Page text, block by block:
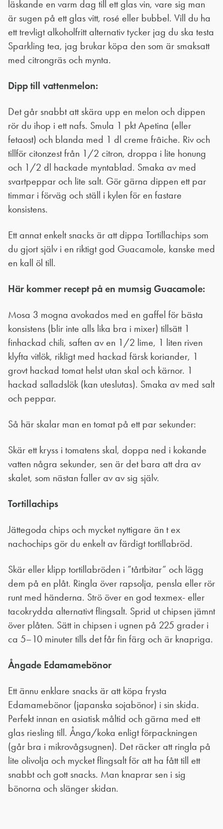
läskande en varm dag till ett glas vin, vare sig man
är sugen på ett glas vitt, rosé eller bubbel. Vill du ha
ett trevligt alkoholfritt alternativ tycker jag du ska testa
Sparkling tea, jag brukar köpa den som är smaksatt
med citrongräs och mynta.
Dipp till vattenmelon:
Det går snabbt att skära upp en melon och dippen
rör du ihop i ett nafs. Smula 1 pkt Apetina (eller
fetaost) och blanda med 1 dl creme frâiche. Riv och
tillför citonzest från 1/2 citron, droppa i lite honung
och 1/2 dl hackade myntablad. Smaka av med
svartpeppar och lite salt. Gör gärna dippen ett par
timmar i förväg och ställ i kylen för en fastare
konsistens.
Ett annat enkelt snacks är att dippa Tortillachips som
du gjort själv i en riktigt god Guacamole, kanske med
en kall öl till.
Här kommer recept på en mumsig Guacamole:
Mosa 3 mogna avokados med en gaffel för bästa
konsistens (blir inte alls lika bra i mixer) tillsätt 1
finhackad chili, saften av en 1/2 lime, 1 liten riven
klyfta vitlök, rikligt med hackad färsk koriander, 1
grovt hackad tomat helst utan skal och kärnor. 1
hackad salladslök (kan uteslutas). Smaka av med salt
och peppar.
Så här skalar man en tomat på ett par sekunder:
Skär ett kryss i tomatens skal, doppa ned i kokande
vatten några sekunder, sen är det bara att dra av
skalet, som nästan faller av av sig själv.
Tortillachips
Jättegoda chips och mycket nyttigare än t ex
nachochips gör du enkelt av färdigt tortillabröd.
Skär eller klipp tortillabröden i ”tårtbitar” och lägg
dem på en plåt. Ringla över rapsolja, pensla eller rör
runt med händerna. Strö över en god texmex- eller
tacokrydda alternativt flingsalt. Sprid ut chipsen jämnt
över plåten. Sätt in chipsen i ugnen på 225 grader i
ca 5–10 minuter tills det får fin färg och är knapriga.
Ångade Edamamebönor
Ett ännu enklare snacks är att köpa frysta
Edamamebönor (japanska sojabönor) i sin skida.
Perfekt innan en asiatisk måltid och gärna med ett
glas riesling till. Ånga/koka enligt förpackningen
(går bra i mikrovågsugnen). Det räcker att ringla på
lite olivolja och mycket flingsalt för att ha fått till ett
snabbt och gott snacks. Man knaprar sen i sig
bönorna och slänger skidan.